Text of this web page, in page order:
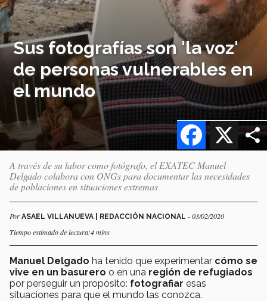
Sus fotografías son 'la voz'
de personas vulnerables en
el mundo
X
Facebook
A través de su labor como fotógrafo, el EXATEC Manuel
Delgado colabora con ONGs para documentar las necesidades
de poblaciones en situaciones extremas
Por ASAEL VILLANUEVA | REDACCIÓN NACIONAL - 03/02/2020
Tiempo estimado de lectura:4 mins
Manuel Delgado ha tenido que experimentar cómo se
vive en un basurero o en una región de refugiados
por perseguir un propósito: fotografiar esas
situaciones para que el mundo las conozca.